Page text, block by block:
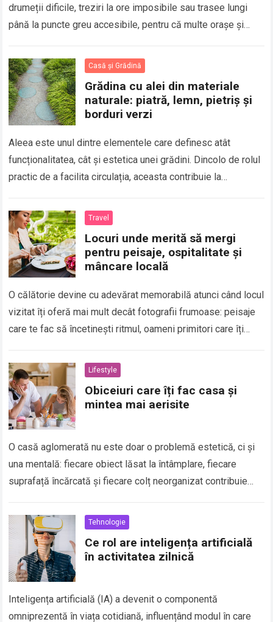
drumeții dificile, treziri la ore imposibile sau trasee lungi
până la puncte greu accesibile, pentru că multe orașe și
Casă și Grădină
Grădina cu alei din materiale
naturale: piatră, lemn, pietriș și
borduri verzi
Aleea este unul dintre elementele care definesc atât
funcționalitatea, cât și estetica unei grădini. Dincolo de rolul
practic de a facilita circulația, aceasta contribuie la
Travel
Locuri unde merită să mergi
pentru peisaje, ospitalitate și
mâncare locală
O călătorie devine cu adevărat memorabilă atunci când locul
vizitat îți oferă mai mult decât fotografii frumoase: peisaje
care te fac să încetinești ritmul, oameni primitori care îți
Lifestyle
Obiceiuri care îți fac casa și
mintea mai aerisite
O casă aglomerată nu este doar o problemă estetică, ci și
una mentală: fiecare obiect lăsat la întâmplare, fiecare
suprafață încărcată și fiecare colț neorganizat contribuie
Tehnologie
Ce rol are inteligența artificială
în activitatea zilnică
Inteligența artificială (IA) a devenit o componentă
omniprezentă în viața cotidiană, influențând modul în care